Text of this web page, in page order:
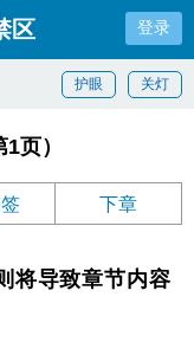
区 登录
关灯
护眼
页）
下章
将导致章节内容